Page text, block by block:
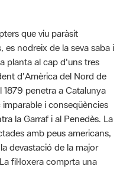
que viu paràsit
es nodreix de la seva saba i
planta al cap d'uns tres
d'Amèrica del Nord de
1879 penetra a Catalunya
i conseqüències
la Garraf i al Penedès. La
amb peus americans,
devastació de la major
fil·loxera comprta una